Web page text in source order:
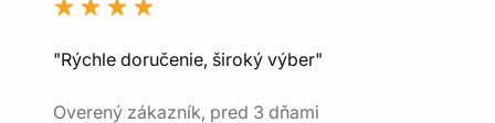
"Rýchle doručenie, široký výber"
Overený zákazník, pred 3 dňami